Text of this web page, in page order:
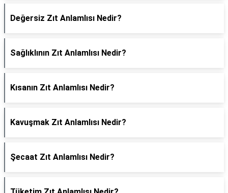
Değersiz Zıt Anlamlısı Nedir?
Sağlıklının Zıt Anlamlısı Nedir?
Kısanın Zıt Anlamlısı Nedir?
Kavuşmak Zıt Anlamlısı Nedir?
Şecaat Zıt Anlamlısı Nedir?